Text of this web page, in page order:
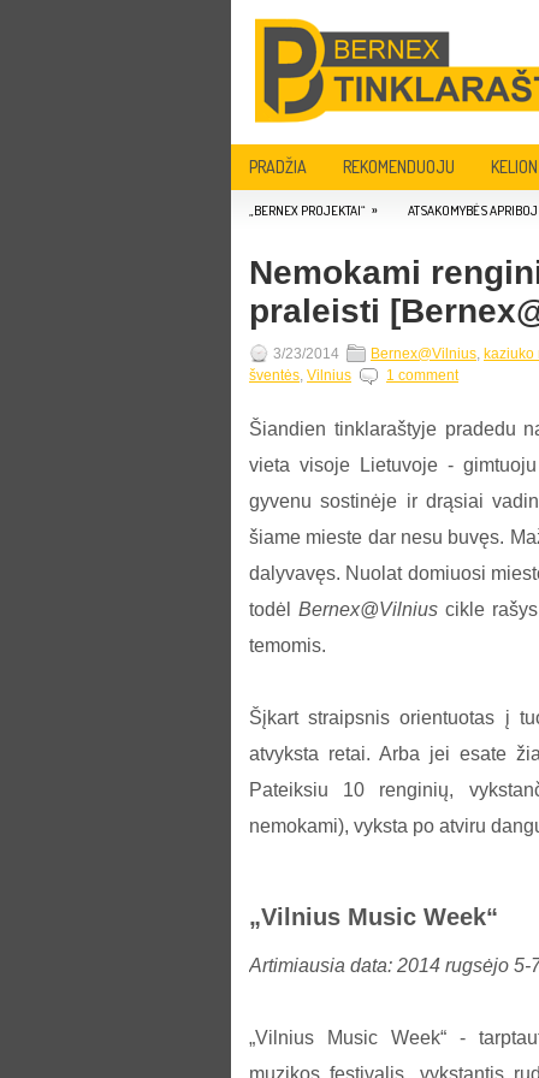
PRADŽIA REKOMENDUOJU
„BERNEX PROJEKTAI“ » ATSAKOMYBĖS
Nemokami
praleisti
3/23/2014 Bernex@Vilnius, kaziuko
šventės, Vilnius 1 comment
Šiandien tinklaraštyje pradedu
vieta visoje Lietuvoje -
gyvenu sostinėje ir drąsiai
šiame mieste dar nesu buvęs.
dalyvavęs. Nuolat domiuosi
todėlBernex@Vilnius cikle
temomis.
Šįkart straipsnis orientuotas į
atvyksta retai. Arba jei esate
Pateiksiu 10 renginių,
nemokami), vyksta po atviru
„Vilnius Music Week“
Artimiausia data: 2014 rugsėjo 5-
„Vilnius Music Week“ -
muzikos festivalis, vykstantis